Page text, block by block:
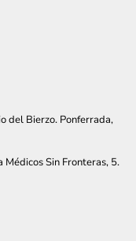
del Bierzo. Ponferrada,
Sin Fronteras, 5.